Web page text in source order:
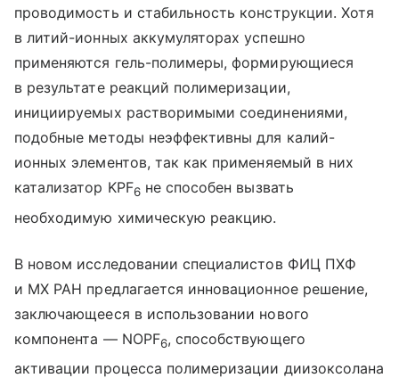
проводимость и стабильность конструкции. Хотя
в литий-ионных аккумуляторах успешно
применяются гель-полимеры, формирующиеся
в результате реакций полимеризации,
инициируемых растворимыми соединениями,
подобные методы неэффективны для калий-
ионных элементов, так как применяемый в них
катализатор KPF6не способен вызвать
необходимую химическую реакцию.
В новом исследовании специалистов ФИЦ ПХФ
и МХ РАН предлагается инновационное решение,
заключающееся в использовании нового
компонента — NOPF6, способствующего
активации процесса полимеризации диизоксолана